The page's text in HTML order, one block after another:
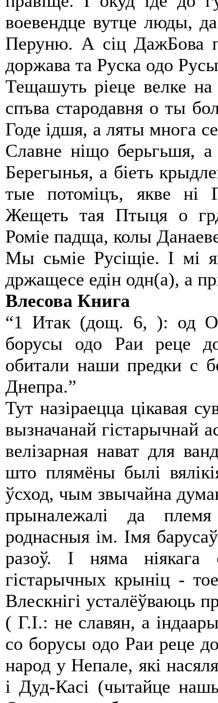
воевендце вутце люды,
Перуню. А сiц ДажБова
доржава та Руска одо
Тещашуть рiеце велке
спъва стародавня о ты
Годе iдшя, а ляты многа
Славне нiщо берьгьшя,
Берегынья, а бiеть
тые потомiцъ, якве нi
Жещеть тая Птыця о
Ромiе падща, колы
Мы сьмiе Русiщiе. I мi
држащесе едiн одн(а), а
Влесова Книга
“1 Итак (дощ. 6, ): од
борусы одо Раи реце
обитали наши предки с
Днепра.”
Тут назіраецца цікавая
вызначанай гістарычнай
велізарная нават для
што плямёны былі
ўсход, чым звычайна
прыналежалі да
роднасныя ім. Імя
разоў. І няма ніякага
гістарычных крыніц -
Влескнігі усталёўваюць
( Г.І.: не славян, а
со борусы одо Раи реце
народ у Непале, які
і Дуд-Касі (чытайце